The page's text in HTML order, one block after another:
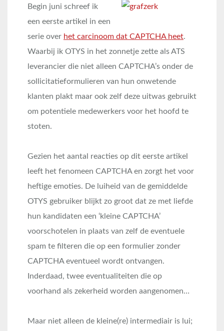
Begin juni schreef ik
een eerste artikel in een
serie over het carcinoom dat CAPTCHA heet.
Waarbij ik OTYS in het zonnetje zette als ATS
leverancier die niet alleen CAPTCHA’s onder de
sollicitatieformulieren van hun onwetende
klanten plakt maar ook zelf deze uitwas gebruikt
om potentiele medewerkers voor het hoofd te
stoten.
Gezien het aantal reacties op dit eerste artikel
leeft het fenomeen CAPTCHA en zorgt het voor
heftige emoties. De luiheid van de gemiddelde
OTYS gebruiker blijkt zo groot dat ze met liefde
hun kandidaten een ‘kleine CAPTCHA’
voorschotelen in plaats van zelf de eventuele
spam te filteren die op een formulier zonder
CAPTCHA eventueel wordt ontvangen.
Inderdaad, twee eventualiteiten die op
voorhand als zekerheid worden aangenomen…
Maar niet alleen de kleine(re) intermediair is lui;